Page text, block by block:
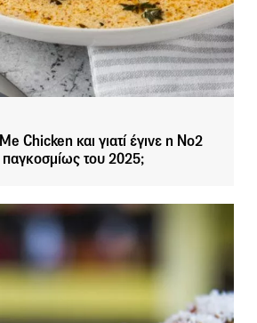
Chicken και γιατί έγινε η Νο2
παγκοσμίως του 2025;